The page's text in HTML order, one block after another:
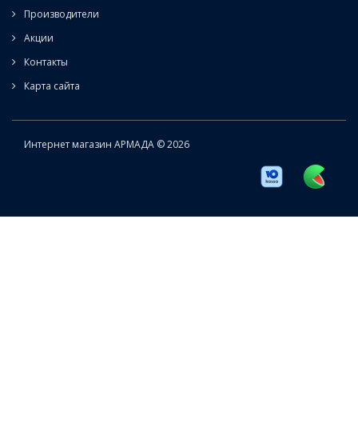
Производители
Акции
Контакты
Карта сайта
Интернет магазин АРМАДА © 2026